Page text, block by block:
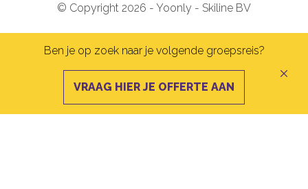
© Copyright 2026 - Yoonly - Skiline BV
Ben je op zoek naar je volgende groepsreis?
VRAAG HIER JE OFFERTE AAN